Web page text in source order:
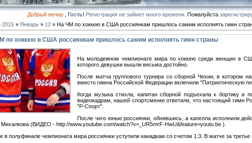
Добрый вечер, Гость! Регистрация не займет много времени. Пожалуйста
2015 » Январь » 12 » На ЧМ по хоккею в США россиянкам пришлось самим исполнять гимн
по хоккею в США россиянкам пришлось самим исполнять гимн страны
На молодежном чемпионате мира по хоккею среди женщин в
которого девушки вышли весьма достойно.
После матча группового турнира со сборной Чехии, в котором
вместо гимна Российской Федерации включили "Патриотическую
Когда музыка стихла, капитан сборной подъехала к бортику и
видеокадрам, нашей спортсменке ответили, что настоящий гимн
"Р-Спорт".
После чего юные россиянки, обнявшись, а капелла исполнили
Михалкова (ВИДЕО - http://www.youtube.com/watch?v=_UR5mrF-HwU&feature=youtu.be ).
в полуфинале чемпионата мира россиянки уступили канадкам со счетом 1:3. В матче за